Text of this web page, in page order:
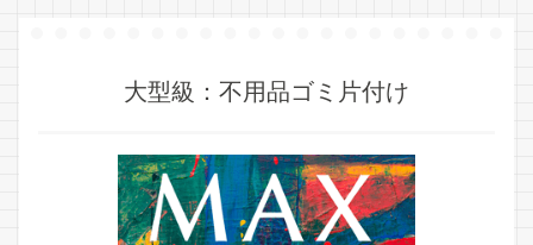
大型級：不用品ゴミ片付け